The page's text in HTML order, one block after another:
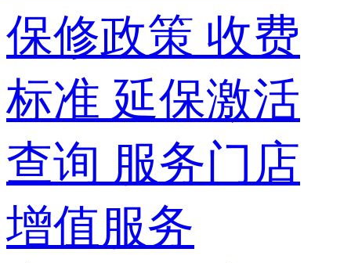
保修政策 收费
标准 延保激活
查询 服务门店
增值服务